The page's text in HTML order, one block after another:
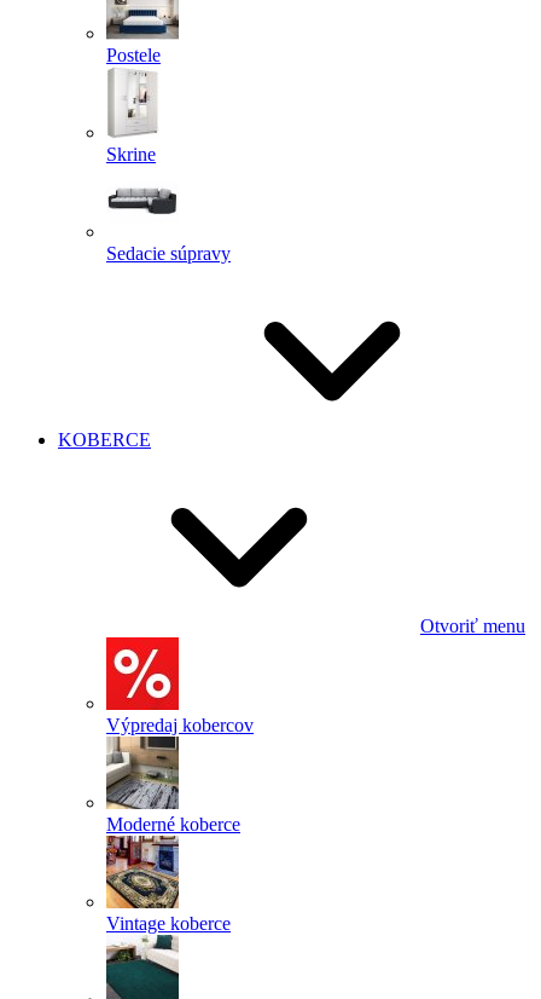
Postele
Skrine
Sedacie súpravy
KOBERCE
Otvoriť menu
Výpredaj kobercov
Moderné koberce
Vintage koberce